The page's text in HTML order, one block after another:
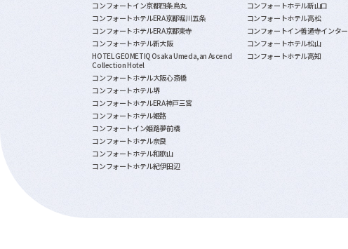
コンフォートイン京都四条烏丸
コンフォートホテルERA京都堀川五条
コンフォートホテルERA京都東寺
コンフォートホテル新大阪
HOTEL GEOMETIQ Osaka Umeda,an Ascend
Collection Hotel
コンフォートホテル大阪心斎橋
コンフォートホテル堺
コンフォートホテルERA神戸三宮
コンフォートホテル姫路
コンフォートイン姫路夢前橋
コンフォートホテル奈良
コンフォートホテル和歌山
コンフォートホテル紀伊田辺
コンフォートホテル新山口
コンフォートホテル高松
コンフォートイン善通寺インター
コンフォートホテル松山
コンフォートホテル高知